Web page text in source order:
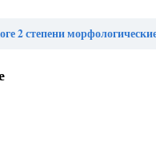
2 степени